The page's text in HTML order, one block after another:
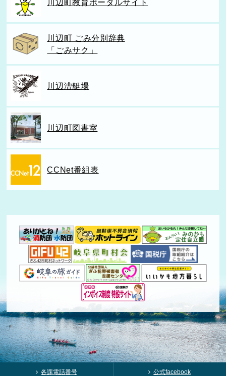
川辺町教育ポータルサイト
川辺町 ごみ分別辞典
「ごみサク」
川辺漕艇場
川辺町図書室
CCNet番組表
各課電話番号 公式facebook